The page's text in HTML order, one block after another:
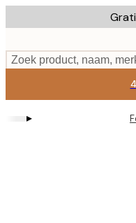
to
content.
Zoek product, naam,
▸